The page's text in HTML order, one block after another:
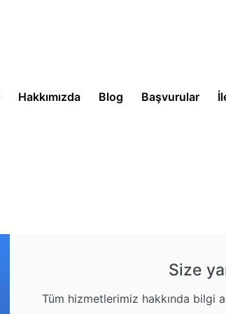
Hakkımızda Blog Başvurular
Size
Tüm hizmetlerimiz hakkında bilgi